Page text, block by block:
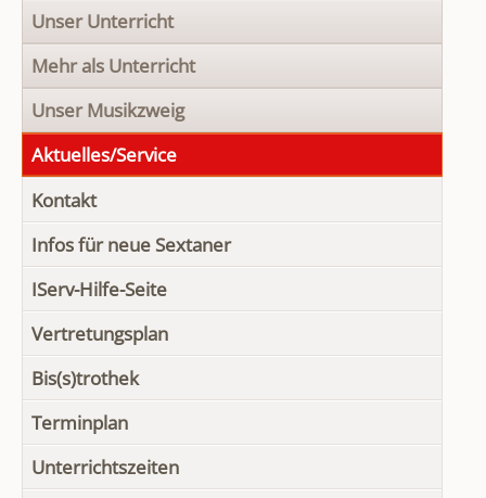
Unser Unterricht
Mehr als Unterricht
Unser Musikzweig
Aktuelles/Service
Kontakt
Infos für neue Sextaner
IServ-Hilfe-Seite
Vertretungsplan
Bis(s)trothek
Terminplan
Unterrichtszeiten